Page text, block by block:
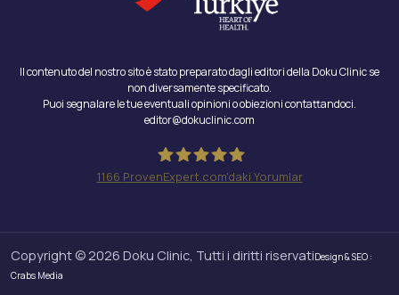
Il contenuto del nostro sito è stato preparato dagli editori della Doku Clinic se
non diversamente specificato.
Puoi segnalare le tue eventuali opinioni o obiezioni contattandoci.
editor@dokuclinic.com
1166 ProvenExpert.com'daki Yorumlar
Copyright © 2026 Doku Clinic, Tutti i diritti riservatiDesign & SEO :
Crabs Media